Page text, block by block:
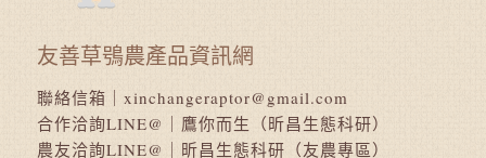
友善草鴞農產品資訊網
聯絡信箱｜ xinchangeraptor@gmail.com
合作洽詢LINE@｜ 鷹你而生（昕昌生態科研）
農友洽詢LINE@｜ 昕昌生態科研（友農專區）